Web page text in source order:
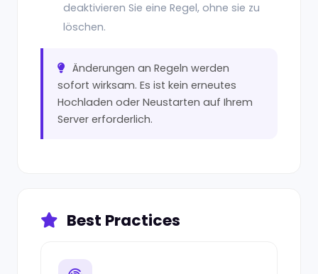
deaktivieren Sie eine Regel, ohne sie zu
löschen.
Änderungen an Regeln werden
sofort wirksam. Es ist kein erneutes
Hochladen oder Neustarten auf Ihrem
Server erforderlich.
Best Practices